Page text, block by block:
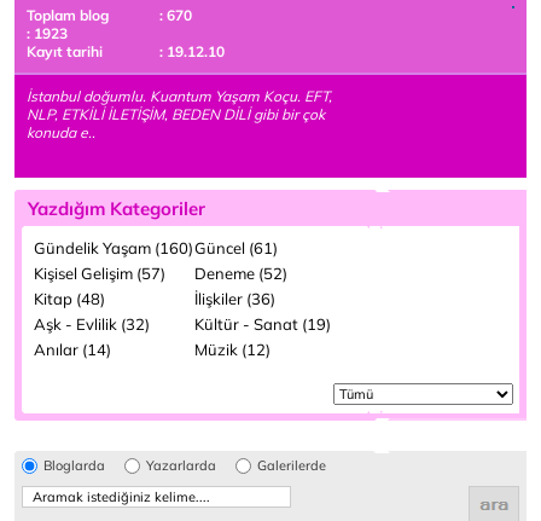
Toplam blog
: 670
: 1923
Kayıt tarihi
: 19.12.10
İstanbul doğumlu. Kuantum Yaşam Koçu. EFT,
NLP, ETKİLİ İLETİŞİM, BEDEN DİLİ gibi bir çok
konuda e..
Yazdığım Kategoriler
Gündelik Yaşam (160)Güncel (61)
Kişisel Gelişim (57)
Deneme (52)
Kitap (48)
İlişkiler (36)
Aşk - Evlilik (32)
Kültür - Sanat (19)
Anılar (14)
Müzik (12)
Bloglarda Yazarlarda Galerilerde